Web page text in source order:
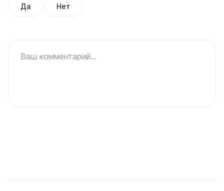
Да Нет
Ваш комментарий...